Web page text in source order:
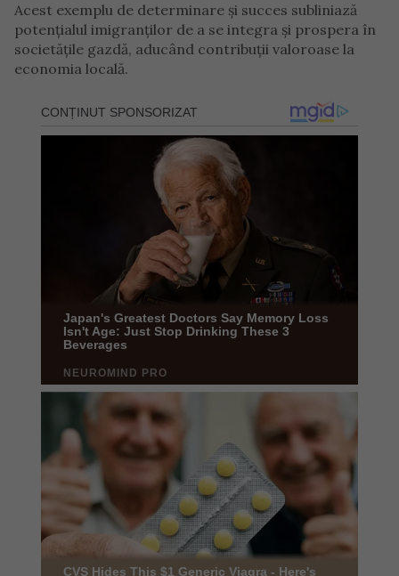
Acest exemplu de determinare și succes subliniază
potențialul imigranților de a se integra și prospera în
societățile gazdă, aducând contribuții valoroase la
economia locală.